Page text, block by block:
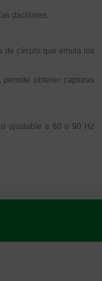
dactilares.
de círculo que emula los
obtener capturas
ajustable a 60 o 90 Hz